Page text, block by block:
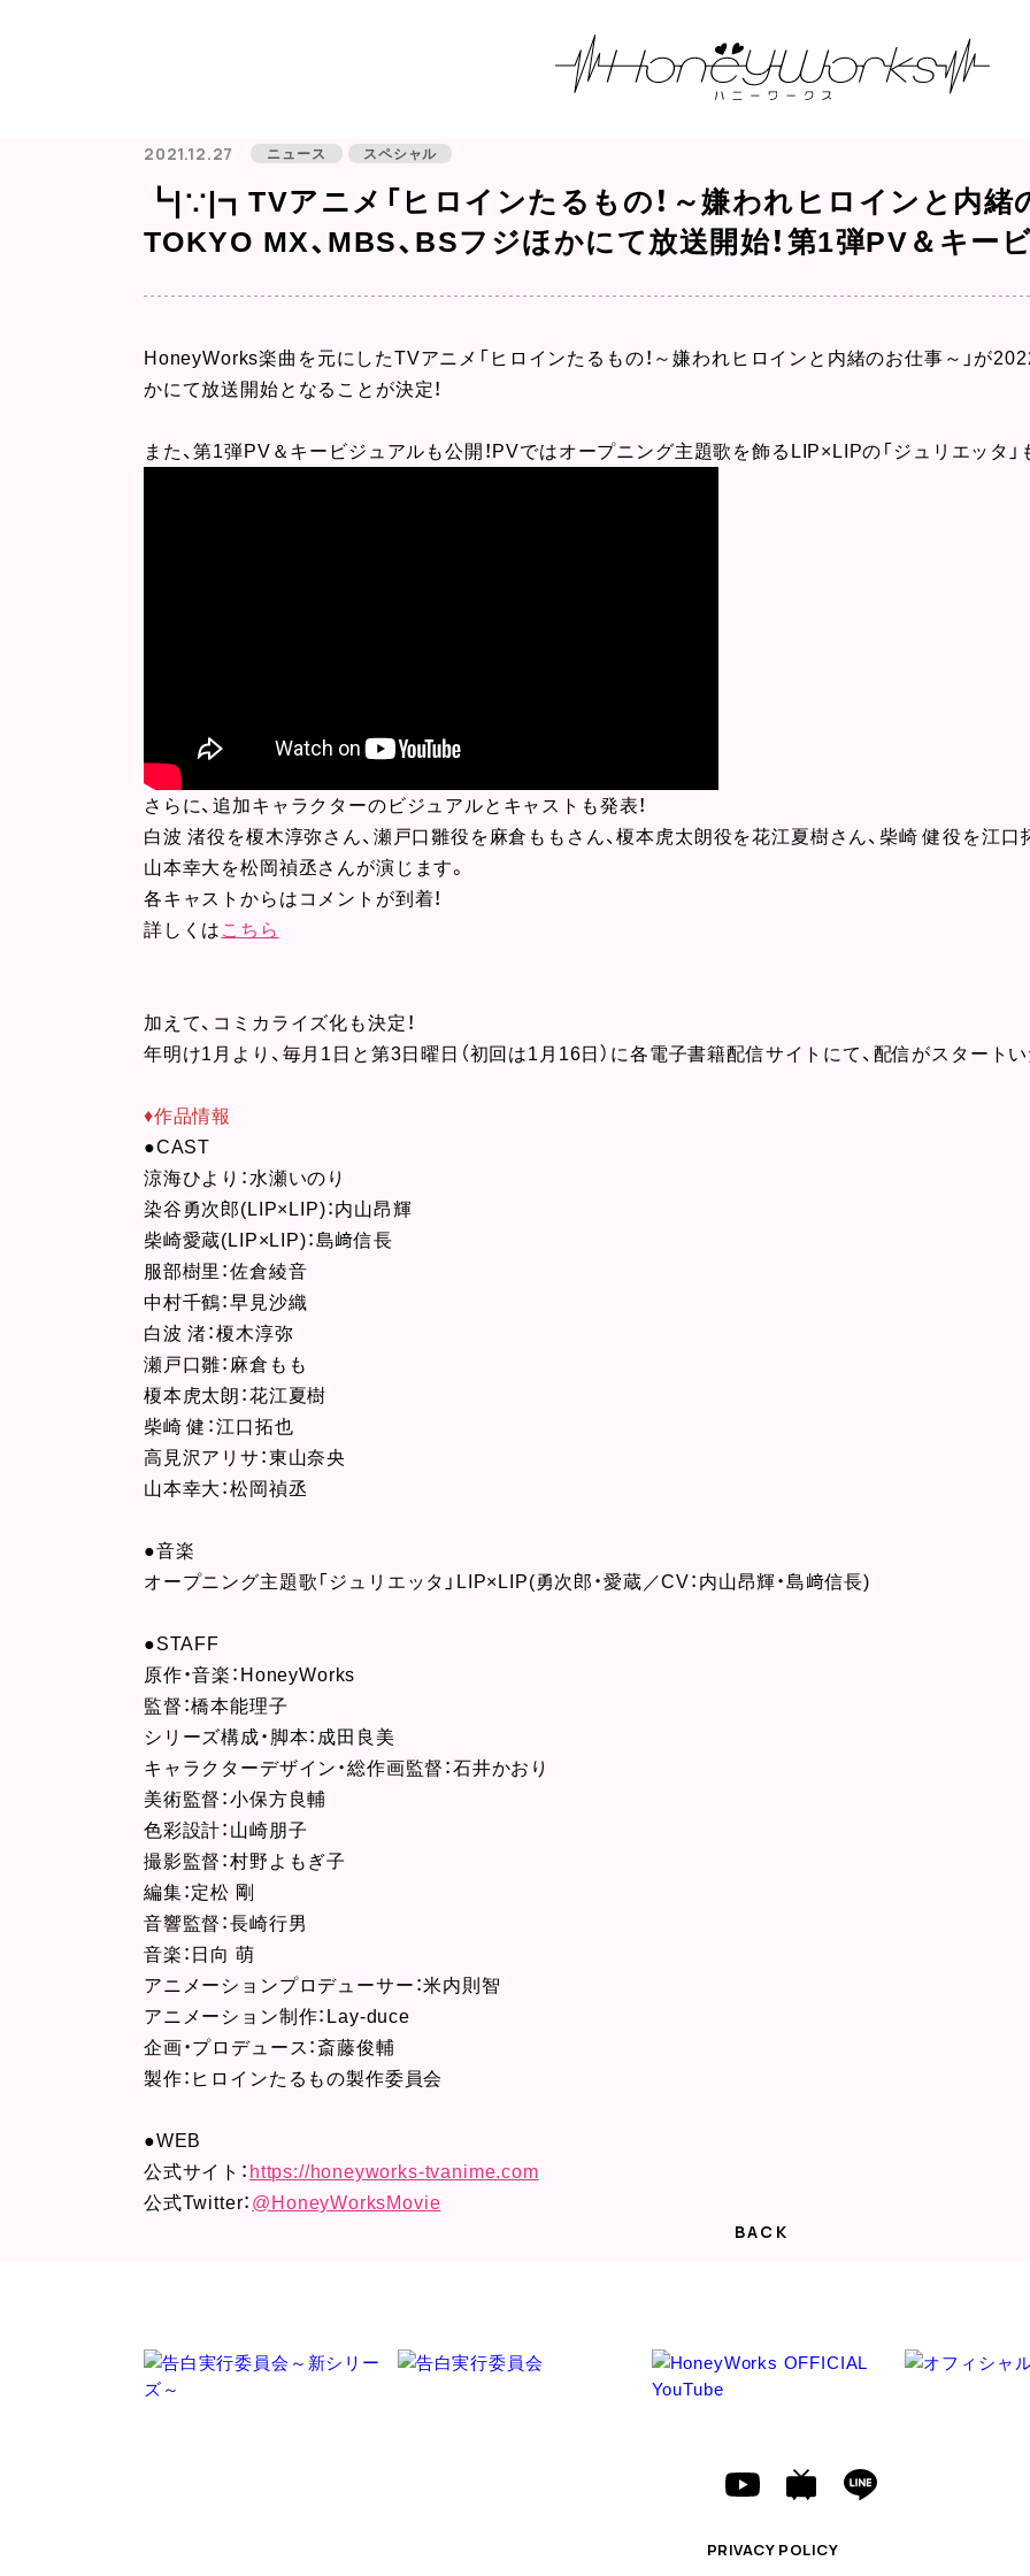
2021.12.27 ニュース スペシャル
┗|∵|┓TVアニメ「ヒロインたるもの！～嫌われヒロインと内緒
TOKYO MX、MBS、BSフジほかにて放送開始！第1弾PV＆キー
HoneyWorks楽曲を元にしたTVアニメ「ヒロインたるもの！～嫌われヒロインと内緒のお仕事～」が
かにて放送開始となることが決定！
また、第1弾PV＆キービジュアルも公開！PVではオープニング主題歌を飾るLIP×LIPの「ジュリエッタ」
さらに、追加キャラクターのビジュアルとキャストも発表！
白波 渚役を榎木淳弥さん、瀬戸口雛役を麻倉ももさん、榎本虎太朗役を花江夏樹さん、柴崎 健役を江口
山本幸大を松岡禎丞さんが演じます。
各キャストからはコメントが到着！
詳しくは こちら
加えて、コミカライズ化も決定！
年明け1月より、毎月1日と第3日曜日（初回は1月16日）に各電子書籍配信サイトにて、配信がスタートい
♦作品情報
●CAST
涼海ひより：水瀬いのり
染谷勇次郎(LIP×LIP)：内山昂輝
柴崎愛蔵(LIP×LIP)：島﨑信長
服部樹里：佐倉綾音
中村千鶴：早見沙織
白波 渚：榎木淳弥
瀬戸口雛：麻倉もも
榎本虎太朗：花江夏樹
柴崎 健：江口拓也
高見沢アリサ：東山奈央
山本幸大：松岡禎丞
●音楽
オープニング主題歌「ジュリエッタ」LIP×LIP(勇次郎・愛蔵／CV：内山昂輝・島﨑信長)
●STAFF
原作・音楽：HoneyWorks
監督：橋本能理子
シリーズ構成・脚本：成田良美
キャラクターデザイン・総作画監督：石井かおり
美術監督：小保方良輔
色彩設計：山崎朋子
撮影監督：村野よもぎ子
編集：定松 剛
音響監督：長崎行男
音楽：日向 萌
アニメーションプロデューサー：米内則智
アニメーション制作：Lay-duce
企画・プロデュース：斎藤俊輔
製作：ヒロインたるもの製作委員会
●WEB
公式サイト： https://honeyworks-tvanime.com
公式Twitter： @HoneyWorksMovie
BACK
PRIVACY POLICY